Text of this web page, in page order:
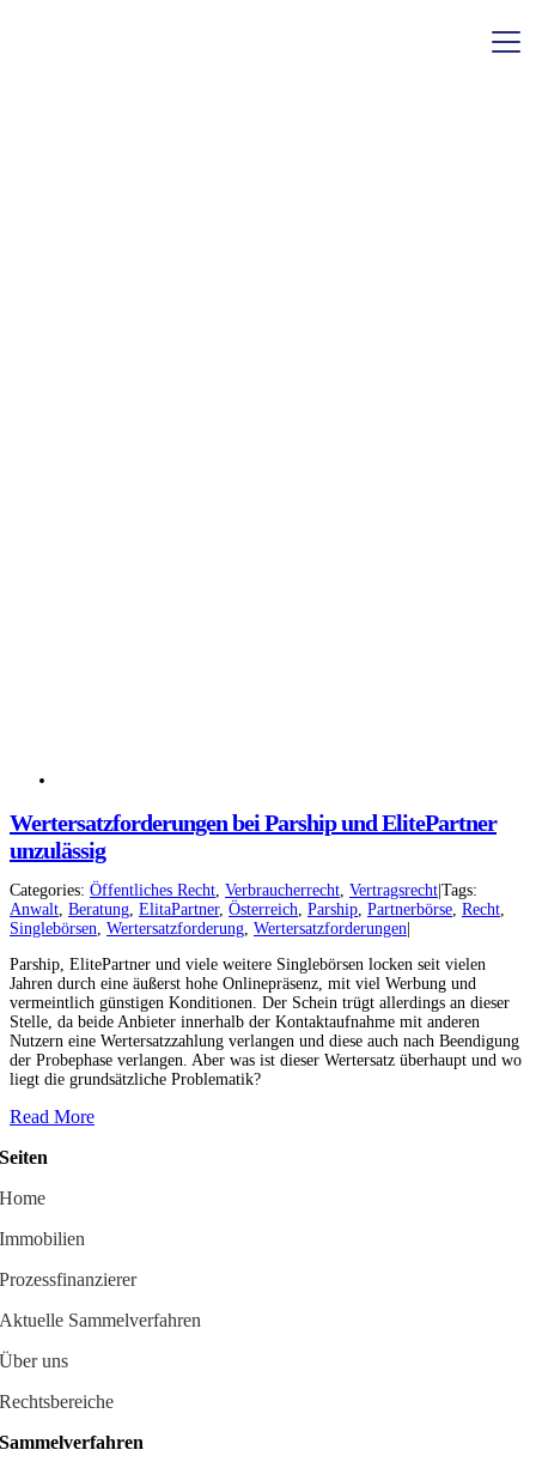
Facebook
Instagram
YouTube
LinkedIn
Wertersatzforderungen bei Parship und ElitePartner
unzulässig
Categories: Öffentliches Recht, Verbraucherrecht, Vertragsrecht Tags:
Anwalt, Beratung, ElitaPartner, Österreich, Parship, Partnerbörse, Recht,
Singlebörsen, Wertersatzforderung, Wertersatzforderungen
Parship, ElitePartner und viele weitere Singlebörsen locken seit vielen
Jahren durch eine äußerst hohe Onlinepräsenz, mit viel Werbung und
vermeintlich günstigen Konditionen. Der Schein trügt allerdings an dieser
Stelle, da beide Anbieter innerhalb der Kontaktaufnahme mit anderen
Nutzern eine Wertersatzzahlung verlangen und diese auch nach Beendigung
der Probephase verlangen. Aber was ist dieser Wertersatz überhaupt und wo
liegt die grundsätzliche Problematik?
Read More
Seiten
Home
Immobilien
Prozessfinanzierer
Aktuelle Sammelverfahren
Über uns
Rechtsbereiche
Sammelverfahren